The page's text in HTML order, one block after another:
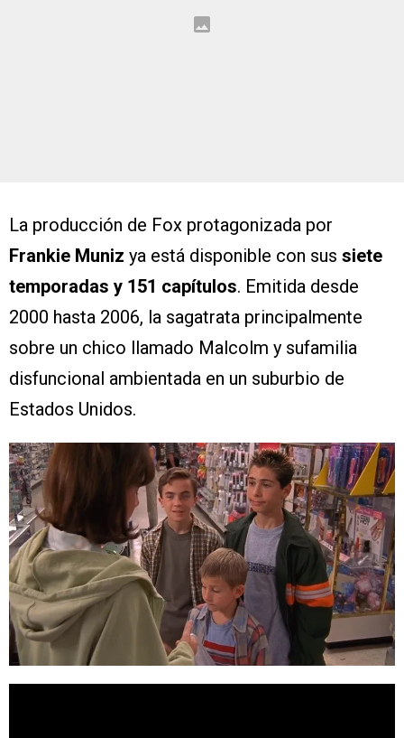
La producción de Fox protagonizada por
Frankie Muniz ya está disponible con sus siete
temporadas y 151 capítulos. Emitida desde
2000 hasta 2006, la sagatrata principalmente
sobre un chico llamado Malcolm y sufamilia
disfuncional ambientada en un suburbio de
Estados Unidos.